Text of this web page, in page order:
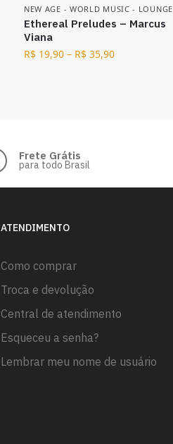
NEW AGE - WORLD MUSIC - LOUNGE
Ethereal Preludes – Marcus
Viana
R$19,90– R$35,90
Frete Grátis
para todo Brasil
ATENDIMENTO
Como comprar
Troca e devolução
Central de atendimento
Esqueceu a senha?
Lembrar meu nome de usuário